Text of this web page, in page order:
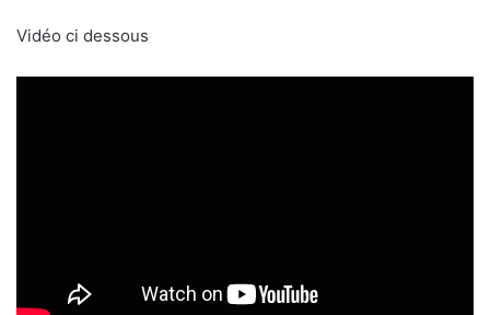
Vidéo ci dessous